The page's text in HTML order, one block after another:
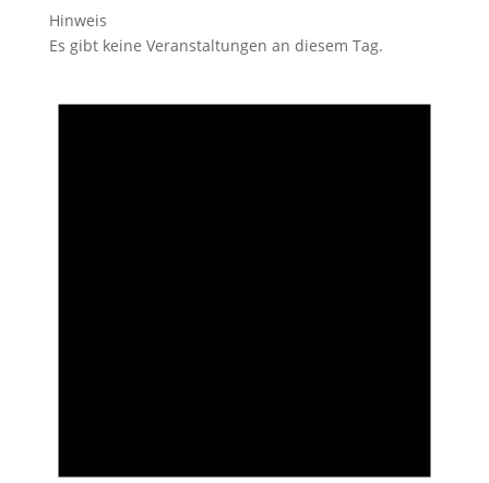
Hinweis
Es gibt keine Veranstaltungen an diesem Tag.